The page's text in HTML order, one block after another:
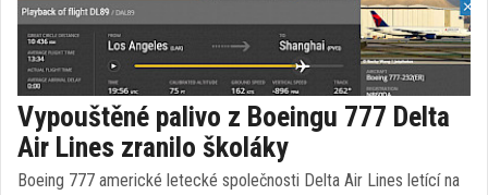
Vypouštěné palivo z Boeingu 777 Delta
Air Lines zranilo školáky
Boeing 777 americké letecké společnosti Delta Air Lines letící na